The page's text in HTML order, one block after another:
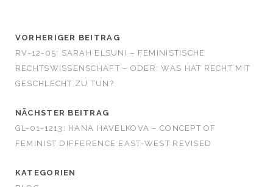
VORHERIGER BEITRAG
RV-12-05: SARAH ELSUNI – FEMINISTISCHE
RECHTSWISSENSCHAFT – ODER: WAS HAT RECHT MIT
GESCHLECHT ZU TUN?
NÄCHSTER BEITRAG
GL-01-1213: HANA HAVELKOVA – CONCEPT OF
FEMINIST DIFFERENCE EAST-WEST REVISED
KATEGORIEN